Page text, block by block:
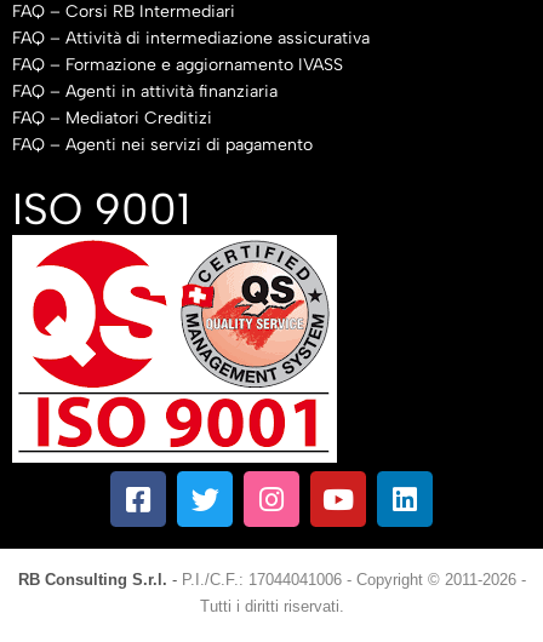
FAQ – Corsi RB Intermediari
FAQ – Attività di intermediazione assicurativa
FAQ – Formazione e aggiornamento IVASS
FAQ – Agenti in attività finanziaria
FAQ – Mediatori Creditizi
FAQ – Agenti nei servizi di pagamento
ISO 9001
RB Consulting S.r.l. - P.I./C.F.: 17044041006 - Copyright © 2011-2026 -
Tutti i diritti riservati.